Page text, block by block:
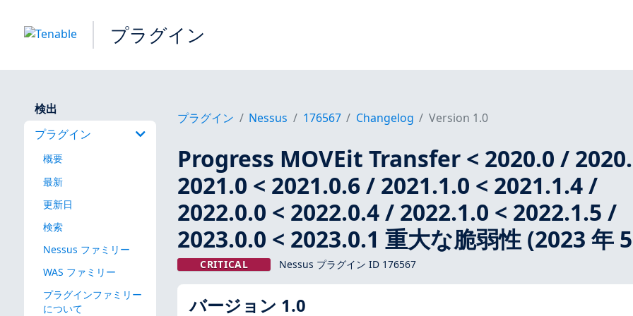
プラグイン
検出
プラグイン
概要
最新
更新日
検索
Nessus ファミリー
WAS ファミリー
プラグインファミリー
について
プラグイン Nessus 176567 Changelog Version 1.0
Progress MOVEit Transfer < 2020.0 /
2021.0 < 2021.0.6 / 2021.1.0 < 2021.1.4 /
2022.0.0 < 2022.0.4 / 2022.1.0 < 2022.1.5 /
2023.0.0 < 2023.0.1 重大な脆弱性 (2023 年
CRITICAL Nessus プラグイン ID 176567
バージョン 1.0